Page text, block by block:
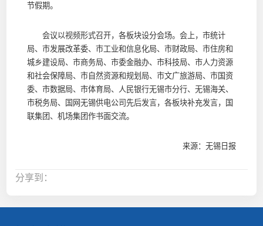
节假期。
会议以视频形式召开，各板块设分会场。会上，市统计
局、市发展改革委、市工业和信息化局、市财政局、市住房和
城乡建设局、市商务局、市委金融办、市科技局、市人力资源
和社会保障局、市自然资源和规划局、市文广旅游局、市国资
委、市数据局、市体育局、人民银行无锡市分行、无锡海关、
市税务局、国网无锡供电公司先后发言，各板块补充发言，国
联集团、机场集团作书面交流。
来源：无锡日报
分享到：